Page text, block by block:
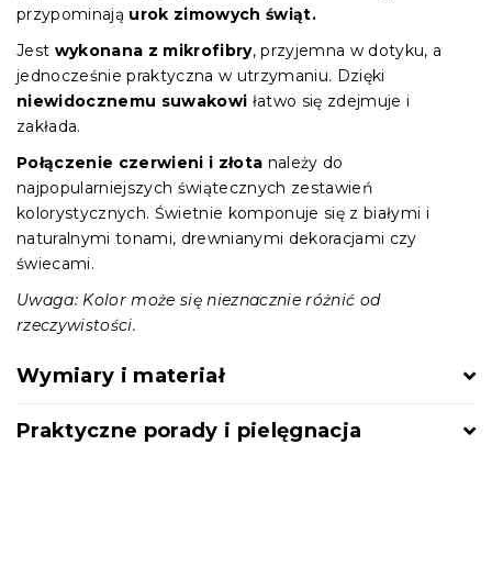
przypominają urok zimowych świąt.
Jest wykonana z mikrofibry, przyjemna w dotyku, a
jednocześnie praktyczna w utrzymaniu. Dzięki
niewidocznemu suwakowi łatwo się zdejmuje i
zakłada.
Połączenie czerwieni i złota należy do
najpopularniejszych świątecznych zestawień
kolorystycznych. Świetnie komponuje się z białymi i
naturalnymi tonami, drewnianymi dekoracjami czy
świecami.
Uwaga: Kolor może się nieznacznie różnić od
rzeczywistości.
Wymiary i materiał
Praktyczne porady i pielęgnacja